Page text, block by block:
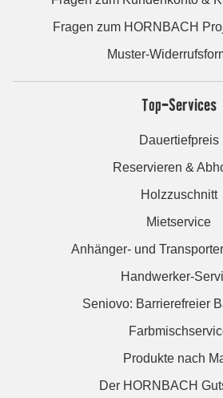
Fragen zum HORNBACH
Muster-
Top-Services
Dauertiefpreis
Reservieren &
Holzzuschnitt
Mietservice
Anhänger- und
Handwerker-
Seniovo: Barrierefreier
Produkte nach
Der HORNBACH